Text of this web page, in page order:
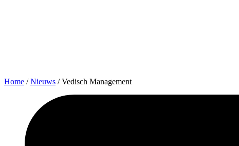
Home /Nieuws /Vedisch Management